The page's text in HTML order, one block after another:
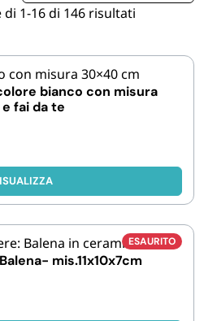
ALIMENTARI
HO.RE.CA
di 1-16 di 146 risultati
bianco con misura
fai da te
ESAURITO
mis.11x10x7cm